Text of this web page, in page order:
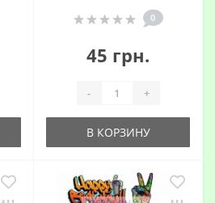
0
45 грн.
- +
В КОРЗИНУ